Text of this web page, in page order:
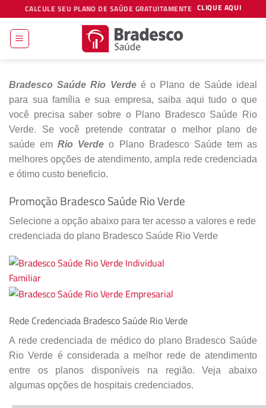
to
content
CALCULE SEU PLANO DE SAÚDE GRATUITAMENTE CLIQUE AQUI
Bradesco Saúde Rio Verdeé o Plano de Saúde ideal
para sua família e sua empresa, saiba aqui tudo o que
você precisa saber sobre o Plano Bradesco Saúde Rio
Verde. Se você pretende contratar o melhor plano de
saúde emRio Verde o Plano Bradesco Saúde tem as
melhores opções de atendimento, ampla rede credenciada
e ótimo custo beneficio.
Promoção Bradesco Saúde Rio Verde
Selecione a opção abaixo para ter acesso a valores e rede
credenciada do plano Bradesco Saúde Rio Verde
Rede Credenciada Bradesco Saúde Rio Verde
A rede credenciada de médico do plano Bradesco Saúde
Rio Verde é considerada a melhor rede de atendimento
entre os planos disponíveis na região. Veja abaixo
algumas opções de hospitais credenciados.